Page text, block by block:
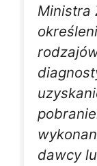
Ministra
dawcy